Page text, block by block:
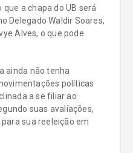
a chapa do UB será
Delegado Waldir Soares,
Alves, o que pode
ainda não tenha
políticas
a se filiar ao
suas avaliações,
sua reeleição em